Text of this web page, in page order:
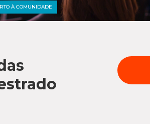
À COMUNIDADE